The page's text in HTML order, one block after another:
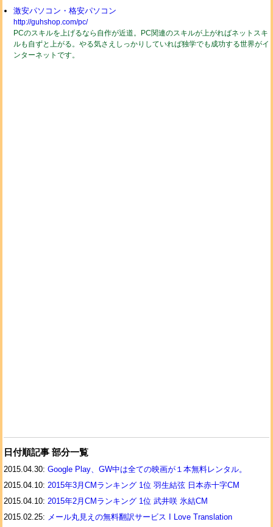
激安パソコン・格安パソコン
http://guhshop.com/pc/
PCのスキルを上げるなら自作が近道。PC関連のスキルが上がればネットスキ
ルも自ずと上がる。やる気さえしっかりしていれば独学でも成功する世界がイ
ンターネットです。
日付順記事 部分一覧
2015.04.30: Google Play、GW中は全ての映画が１本無料レンタル。
2015.04.10: 2015年3月CMランキング 1位 羽生結弦 日本赤十字CM
2015.04.10: 2015年2月CMランキング 1位 武井咲 氷結CM
2015.02.25: メール丸見えの無料翻訳サービス I Love Translation